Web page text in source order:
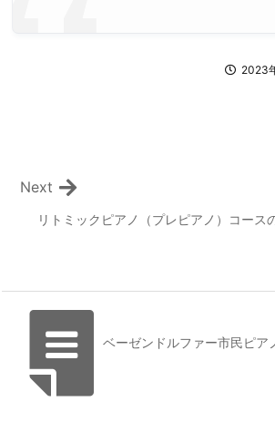
2023
リトミックピアノ（プレピアノ）コース
Next
ベーゼンドルファー市民ピア